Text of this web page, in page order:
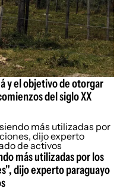
y el objetivo de otorgar
del siglo XX
más utilizadas por los
dijo experto paraguayo